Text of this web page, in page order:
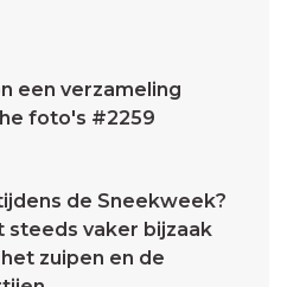
een verzameling
foto's #2259
de Sneekweek?
steeds vaker bijzaak
zuipen en de